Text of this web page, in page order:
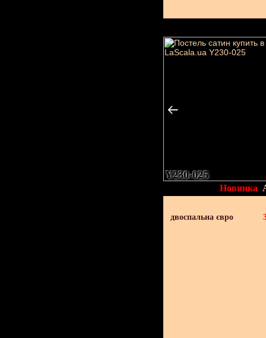
Y230-025
Новинка
двоспальна євро